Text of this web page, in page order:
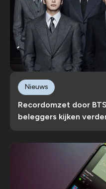
Recordomzet door
beleggers kijken
Nieuws